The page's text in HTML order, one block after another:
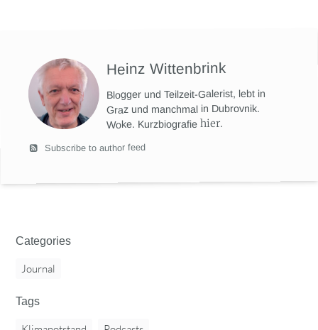
Heinz Wittenbrink
Blogger und Teilzeit-Galerist, lebt in
Graz und manchmal in Dubrovnik.
Woke. Kurzbiografiehier.
Subscribe to author feed
Categories
Journal
Tags